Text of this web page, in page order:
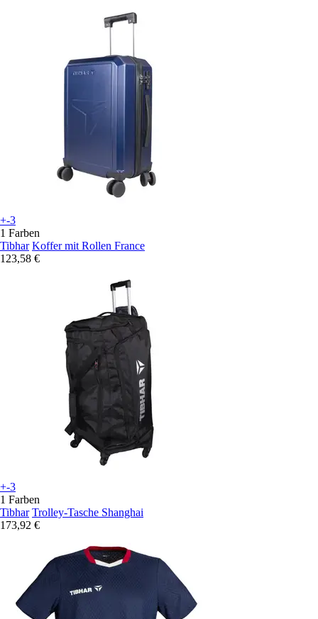
+-3
1 Farben
Tibhar Koffer mit Rollen France
123,58 €
+-3
1 Farben
Tibhar Trolley-Tasche Shanghai
173,92 €